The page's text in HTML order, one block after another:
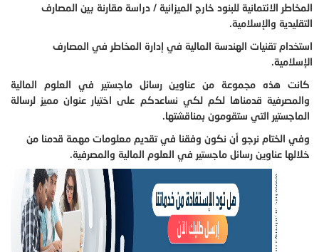
المخاطر الائتمانية للبنود خارج الميزانية / دراسة مقارنة بين المصارف
التقليدية والإسلامية.
استخدام تقنيات الهندسة المالية في إدارة المخاطر في المصارف
الإسلامية.
كانت هذه مجموعة من عناوين رسائل ماجستير في العلوم المالية
والمصرفية قدمناها لكم لكي نساعدكم على اختيار عنوان مميز لرسالة
الماجستير التي ستقومون بمناقشتها.
وفي الختام نرجو أن نكون وفقنا في تقديم معلومات مهمة قدمنا من
خلالها عناوين رسائل ماجستير في العلوم المالية والمصرفية.